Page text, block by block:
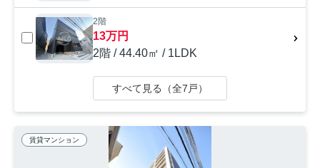
2階
13万円
2階 / 44.40㎡ / 1LDK
すべて見る（全7戸）
賃貸マンション